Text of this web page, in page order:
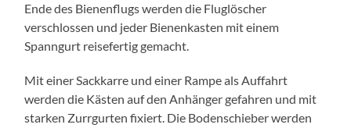
Ende des Bienenflugs werden die Fluglöscher
verschlossen und jeder Bienenkasten mit einem
Spanngurt reisefertig gemacht.
Mit einer Sackkarre und einer Rampe als Auffahrt
werden die Kästen auf den Anhänger gefahren und mit
starken Zurrgurten fixiert. Die Bodenschieber werden